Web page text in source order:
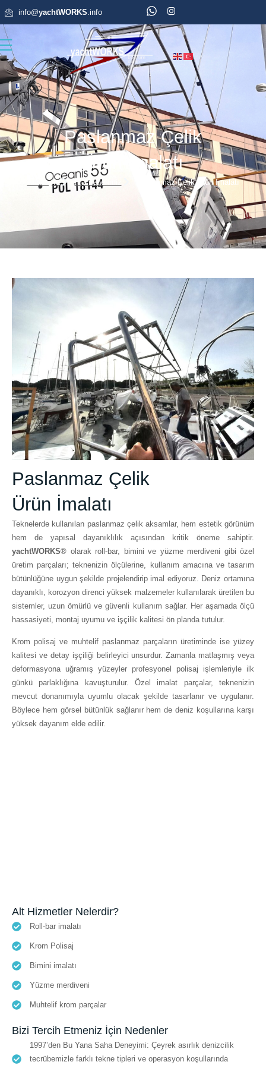
info@yachtWORKS.info
Paslanmaz Çelik
Ürün İmalatı
Anasayfa Hizmetlerimiz Paslanmaz Çelik Ürün İmalatı
Paslanmaz Çelik
Ürün İmalatı
Teknelerde kullanılan paslanmaz çelik aksamlar, hem estetik görünüm
hem de yapısal dayanıklılık açısından kritik öneme sahiptir.
yachtWORKS® olarak roll-bar, bimini ve yüzme merdiveni gibi özel
üretim parçaları; teknenizin ölçülerine, kullanım amacına ve tasarım
bütünlüğüne uygun şekilde projelendirip imal ediyoruz. Deniz ortamına
dayanıklı, korozyon direnci yüksek malzemeler kullanılarak üretilen bu
sistemler, uzun ömürlü ve güvenli kullanım sağlar. Her aşamada ölçü
hassasiyeti, montaj uyumu ve işçilik kalitesi ön planda tutulur.
Krom polisaj ve muhtelif paslanmaz parçaların üretiminde ise yüzey
kalitesi ve detay işçiliği belirleyici unsurdur. Zamanla matlaşmış veya
deformasyona uğramış yüzeyler profesyonel polisaj işlemleriyle ilk
günkü parlaklığına kavuşturulur. Özel imalat parçalar, teknenizin
mevcut donanımıyla uyumlu olacak şekilde tasarlanır ve uygulanır.
Böylece hem görsel bütünlük sağlanır hem de deniz koşullarına karşı
yüksek dayanım elde edilir.
Alt Hizmetler Nelerdir?
Roll-bar imalatı
Krom Polisaj
Bimini imalatı
Yüzme merdiveni
Muhtelif krom parçalar
Bizi Tercih Etmeniz İçin Nedenler
1997’den Bu Yana Saha Deneyimi: Çeyrek asırlık denizcilik
tecrübemizle farklı tekne tipleri ve operasyon koşullarında